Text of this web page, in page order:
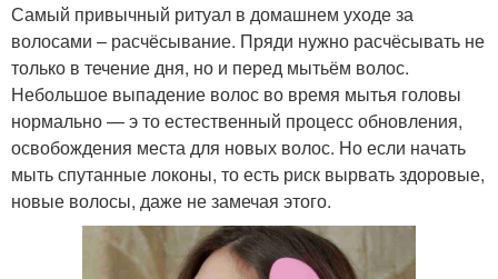
Самый привычный ритуал в домашнем уходе за
волосами – расчёсывание. Пряди нужно расчёсывать не
только в течение дня, но и перед мытьём волос.
Небольшое выпадение волос во время мытья головы
нормально — э то естественный процесс обновления,
освобождения места для новых волос. Но если начать
мыть спутанные локоны, то есть риск вырвать здоровые,
новые волосы, даже не замечая этого.